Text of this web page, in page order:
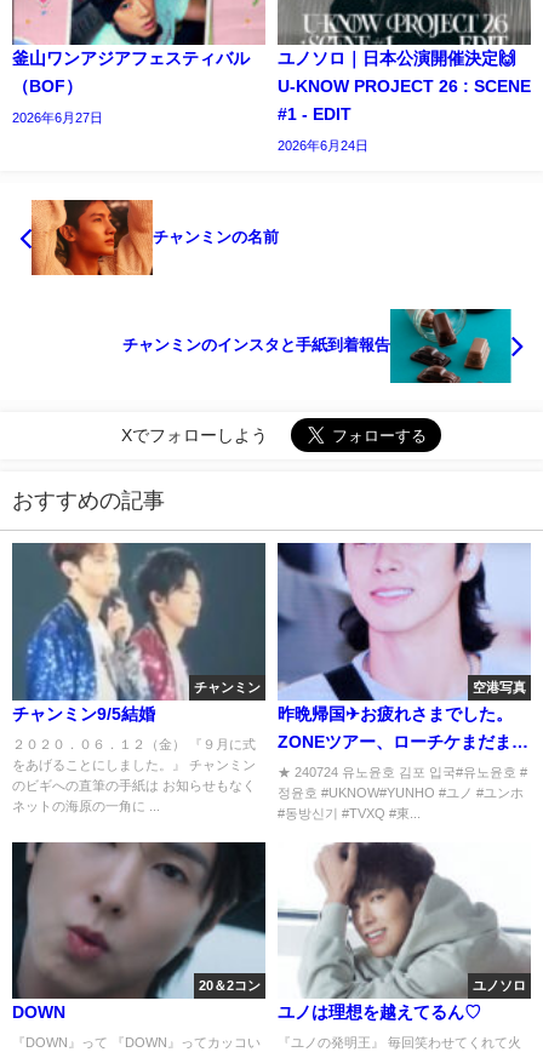
釜山ワンアジアフェスティバル
（BOF）
2026年6月27日
ユノソロ｜日本公演開催決定🙌
U-KNOW PROJECT 26 : SCENE
#1 - EDIT
2026年6月24日
チャンミンの名前
チャンミンのインスタと手紙到着報告
Xでフォローしよう
おすすめの記事
チャンミン
チャンミン9/5結婚
２０２０．０６．１２（金） 『９月に式
をあげることにしました。』 チャンミン
のビギへの直筆の手紙は お知らせもなく
ネットの海原の一角に ...
空港写真
昨晩帰国✈お疲れさまでした。
ZONEツアー、ローチケまだまだ
エントリー中
★ 240724 유노윤호 김포 입국#유노윤호 #
정윤호 #UKNOW#YUNHO #ユノ #ユンホ
#동방신기 #TVXQ #東...
20＆2コン
DOWN
『DOWN』って 『DOWN』ってカッコい
ユノソロ
ユノは理想を越えてるん♡
『ユノの発明王』 毎回笑わせてくれて火